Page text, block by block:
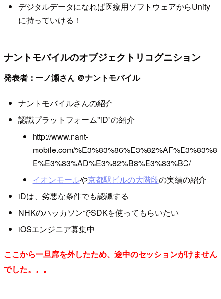
デジタルデータになれば医療用ソフトウェアからUnity
に持っていける！
ナントモバイルのオブジェクトリコグニション
発表者：一ノ瀬さん ＠ナントモバイル
ナントモバイルさんの紹介
認識プラットフォーム"iD"の紹介
http://www.nant-
mobile.com/%E3%83%86%E3%82%AF%E3%83%8
E%E3%83%AD%E3%82%B8%E3%83%BC/
イオンモールや京都駅ビルの大階段の実績の紹介
iDは、劣悪な条件でも認識する
NHKのハッカソンでSDKを使ってもらいたい
iOSエンジニア募集中
ここから一旦席を外したため、途中のセッションがけません
でした。。。